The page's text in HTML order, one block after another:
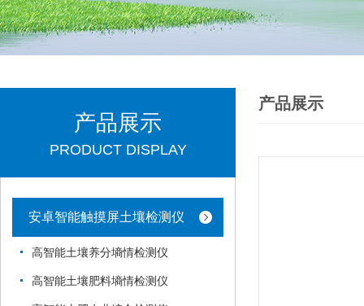
产品展示
PRODUCT DISPLAY
安卓智能触摸屏土壤检测仪
高智能土壤养分墒情检测仪
高智能土壤肥料墒情检测仪
产品展示